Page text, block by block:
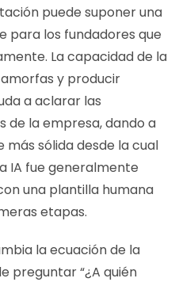
puede suponer una
para los fundadores que
La capacidad de la
y producir
a aclarar las
de la empresa, dando a
más sólida desde la cual
IA fue generalmente
una plantilla humana
etapas.
la ecuación de la
preguntar “¿A quién